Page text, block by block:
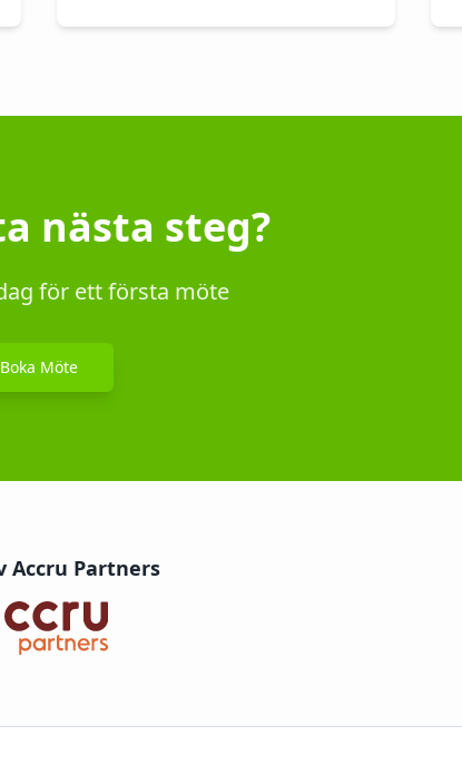
nästa steg?
för ett första möte
Boka Möte
Accru Partners